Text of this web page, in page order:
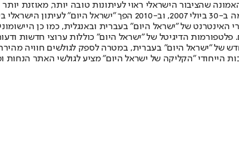
שהציבור הישראלי ראוי לעיתונות טובה יותר, מאוזנת
תשלום. המהדורה המודפסת הראשונה פורסמה ב-30
פלטפורמות הדיגיטל של "ישראל היום" כוללות ערוצי חדשות
החדש של "ישראל היום" בעברית, במטרה לספק לגולשים
הייחודי "הקליקה של ישראל היום" מציע לגולשי האתר